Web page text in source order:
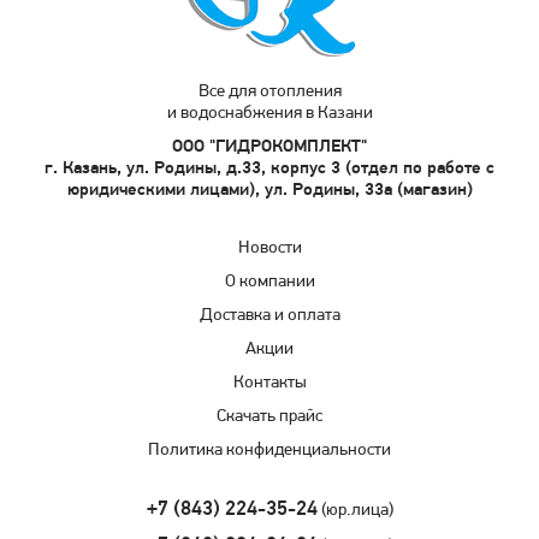
Все для отопления
и водоснабжения в Казани
ООО "ГИДРОКОМПЛЕКТ"
г. Казань, ул. Родины, д.33, корпус 3 (отдел по работе с
юридическими лицами), ул. Родины, 33а (магазин)
Новости
О компании
Доставка и оплата
Акции
Контакты
Скачать прайс
Политика конфиденциальности
+7 (843) 224-35-24(юр.лица)